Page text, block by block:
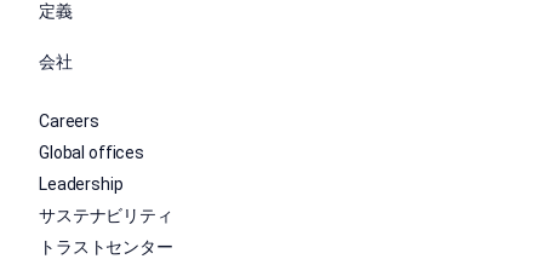
定義
会社
Careers
Global offices
Leadership
サステナビリティ
トラストセンター